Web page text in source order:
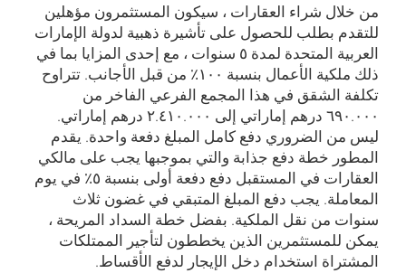
من خلال شراء العقارات ، سيكون المستثمرون مؤهلين
للتقدم بطلب للحصول على تأشيرة ذهبية لدولة الإمارات
العربية المتحدة لمدة ٥ سنوات ، مع إحدى المزايا بما في
ذلك ملكية الأعمال بنسبة ۱۰۰٪ من قبل الأجانب. تتراوح
تكلفة الشقق في هذا المجمع الفرعي الفاخر من
٦۹۰.۰۰۰ درهم إماراتي إلى ۲.٤۱۰.۰۰۰ درهم إماراتي.
ليس من الضروري دفع كامل المبلغ دفعة واحدة. يقدم
المطور خطة دفع جذابة والتي بموجبها يجب على مالكي
العقارات في المستقبل دفع دفعة أولى بنسبة ٥٪ في يوم
المعاملة. يجب دفع المبلغ المتبقي في غضون ثلاث
سنوات من نقل الملكية. بفضل خطة السداد المريحة ،
يمكن للمستثمرين الذين يخططون لتأجير الممتلكات
المشتراة استخدام دخل الإيجار لدفع الأقساط.